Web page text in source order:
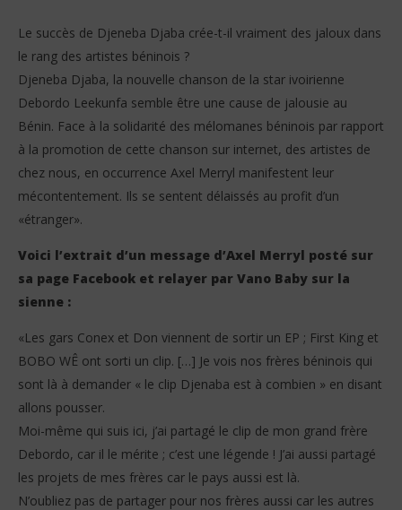
NOW VIEWING
Bénin ?
28
octobre
2024
Stone
Le succès de Djeneba Djaba crée-t-il vraiment des jaloux dans
le rang des artistes béninois ?
Djeneba Djaba, la nouvelle chanson de la star ivoirienne
Debordo Leekunfa semble être une cause de jalousie au
Bénin. Face à la solidarité des mélomanes béninois par rapport
à la promotion de cette chanson sur internet, des artistes de
chez nous, en occurrence Axel Merryl manifestent leur
mécontentement. Ils se sentent délaissés au profit d’un
«étranger».
Voici l’extrait d’un message d’Axel Merryl posté sur
sa page Facebook et relayer par Vano Baby sur la
sienne :
«Les gars Conex et Don viennent de sortir un EP ; First King et
BOBO WÊ ont sorti un clip. […] Je vois nos frères béninois qui
sont là à demander « le clip Djenaba est à combien » en disant
allons pousser.
Moi-même qui suis ici, j’ai partagé le clip de mon grand frère
Debordo, car il le mérite ; c’est une légende ! J’ai aussi partagé
les projets de mes frères car le pays aussi est là.
N’oubliez pas de partager pour nos frères aussi car les autres